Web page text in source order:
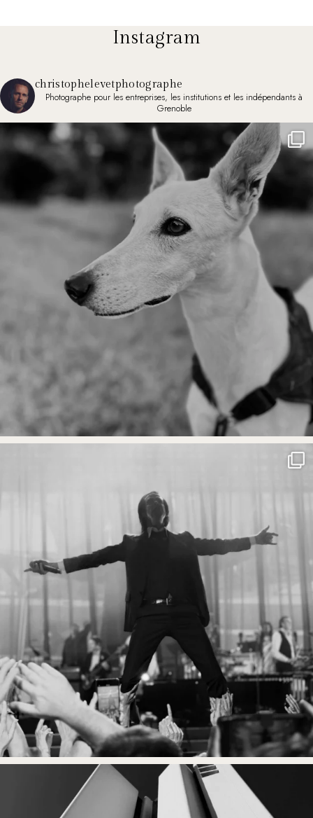
Instagram
christophelevetphotographe
Photographe pour les entreprises, les institutions et les indépendants à
Grenoble